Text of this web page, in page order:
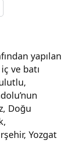
yapılan
ve batı
Doğu
Yozgat